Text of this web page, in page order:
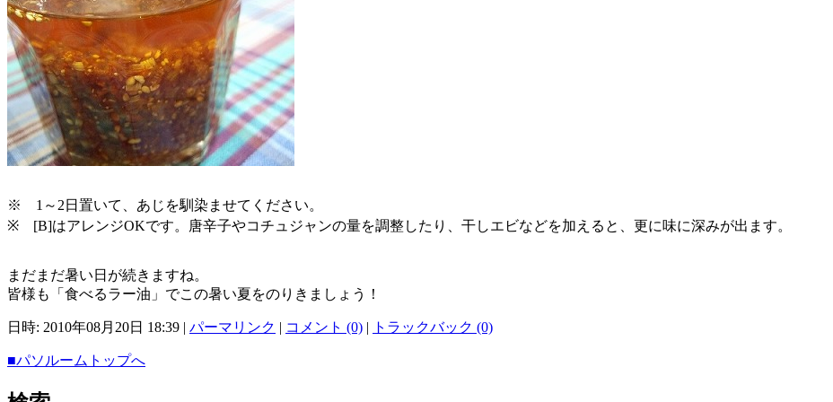
※ 1～2日置いて、あじを馴染ませてください。
※ [B]はアレンジOKです。唐辛子やコチュジャンの量を調整したり、干しエビなどを加えると、更に味に深みが出ます。
まだまだ暑い日が続きますね。
皆様も「食べるラー油」でこの暑い夏をのりきましょう！
日時: 2010年08月20日 18:39 | パーマリンク | コメント (0) | トラックバック (0)
■パソルームトップへ